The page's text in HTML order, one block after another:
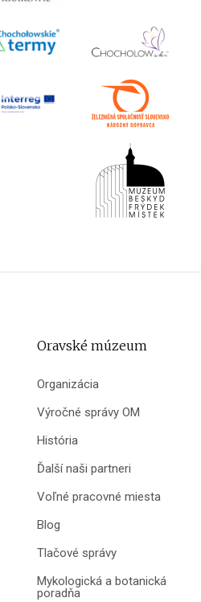
Oravské múzeum
Organizácia
Výročné správy OM
História
Ďalší naši partneri
Voľné pracovné miesta
Blog
Tlačové správy
Mykologická a botanická
poradňa